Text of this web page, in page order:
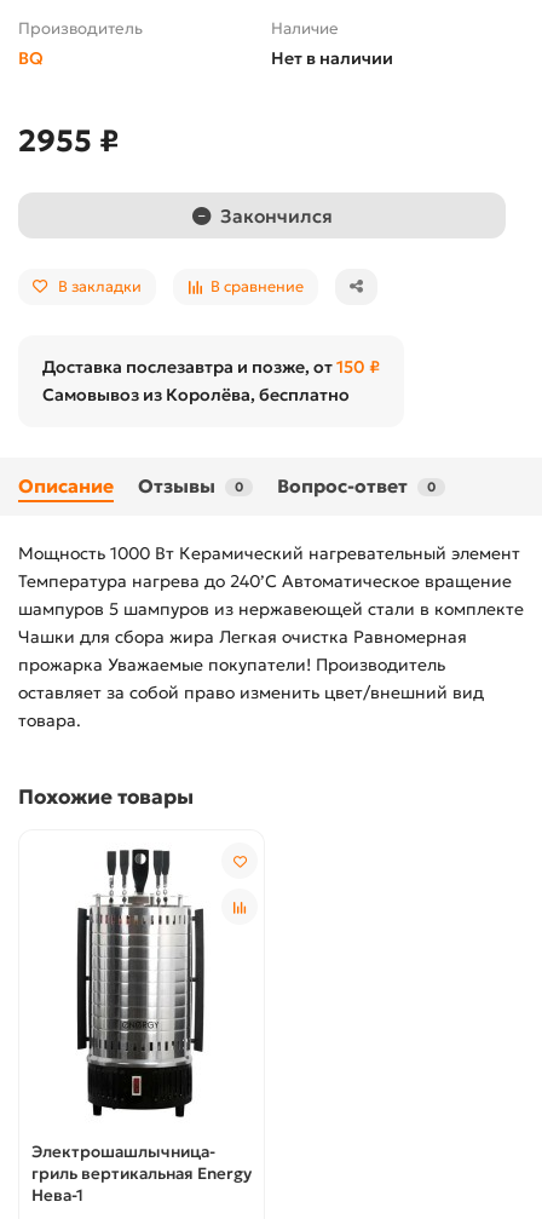
Производитель
BQ
Наличие
Нет в наличии
2955 ₽
Закончился
В закладки В сравнение
Доставка послезавтра и позже, от150 ₽
Самовывоз из Королёва, бесплатно
Описание Отзывы 0 Вопрос-ответ 0
Мощность 1000 Вт Керамический нагревательный элемент
Температура нагрева до 240’C Автоматическое вращение
шампуров 5 шампуров из нержавеющей стали в комплекте
Чашки для сбора жира Легкая очистка Равномерная
прожарка Уважаемые покупатели! Производитель
оставляет за собой право изменить цвет/внешний вид
товара.
Похожие товары
Электрошашлычница-
гриль вертикальная Energy
Нева-1